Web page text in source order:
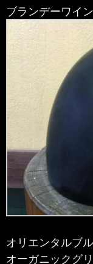
ブランデーワイン
オリエンタルブ
オーガニックグ